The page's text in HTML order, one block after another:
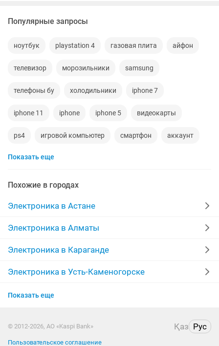
Популярные запросы
ноутбук playstation 4 газовая плита айфон
телевизор морозильники samsung
телефоны бу холодильники iphone 7
iphone 11 iphone iphone 5 видеокарты
ps4 игровой компьютер смартфон аккаунт
материнская плата
беспроводные наушники
обмен ddr2 xiaomi
компьютер пылесос
Показать еще
Похожие в городах
Электроника в Астане
Электроника в Алматы
Электроника в Караганде
Электроника в Усть-Каменогорске
Электроника в Актау
Электроника в Павлодаре
Показать еще
© 2012-2026, АО «Kaspi Bank» Қаз Рус
Пользовательское соглашение